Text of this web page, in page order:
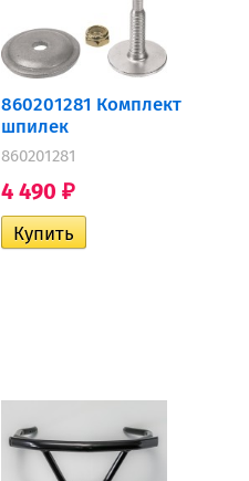
860201281 Комплект
шпилек
860201281
4 490 ₽